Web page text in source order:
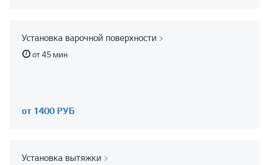
Установка варочной поверхности
от 45 мин
от 1400 РУБ
Установка вытяжки